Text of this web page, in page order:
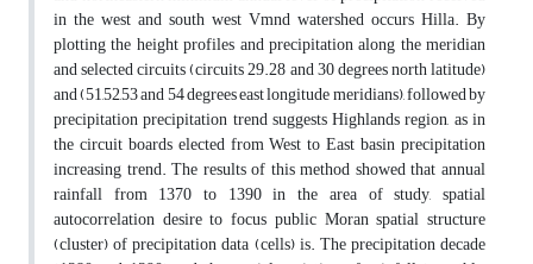
in the west and south west Vmnd watershed occurs Hilla. By
plotting the height profiles and precipitation along the meridian
and selected circuits (circuits 29.28 and 30 degrees north latitude)
and (51,52,53 and 54 degrees east longitude meridians), followed by
precipitation precipitation trend suggests Highlands region, as in
the circuit boards elected from West to East basin precipitation
increasing trend. The results of this method showed that annual
rainfall from 1370 to 1390 in the area of study, spatial
autocorrelation desire to focus public Moran spatial structure
(cluster) of precipitation data (cells) is. The precipitation decade